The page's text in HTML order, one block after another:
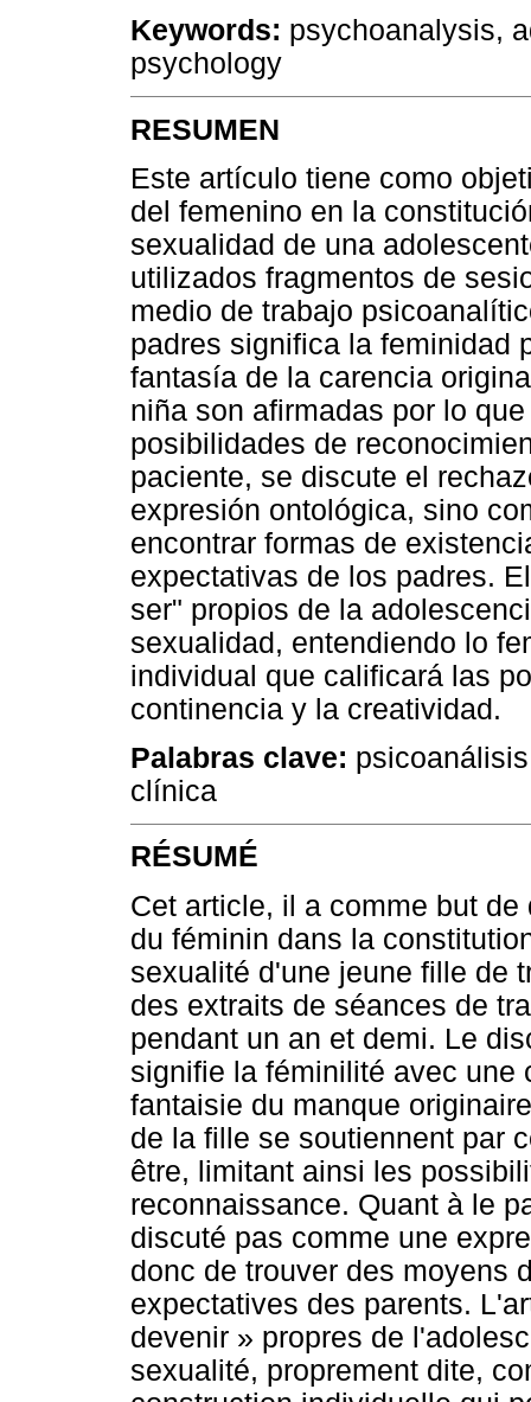
Keywords: psychoanalysis,
psychology
RESUMEN
Este artículo tiene como
del femenino en la
sexualidad de una
utilizados fragmentos de
medio de trabajo
padres significa la feminidad
fantasía de la carencia
niña son afirmadas por lo
posibilidades de
paciente, se discute el
expresión ontológica, sino
encontrar formas de
expectativas de los padres.
ser" propios de la
sexualidad, entendiendo lo
individual que calificará las
continencia y la creatividad.
Palabras clave:
clínica
RÉSUMÉ
Cet article, il a comme but
du féminin dans la
sexualité d'une jeune fille de
des extraits de séances de
pendant un an et demi. Le
signifie la féminilité avec une
fantaisie du manque
de la fille se soutiennent par
être, limitant ainsi les
reconnaissance. Quant à le
discuté pas comme une
donc de trouver des moyens
expectatives des parents.
devenir » propres de
sexualité, proprement dite,